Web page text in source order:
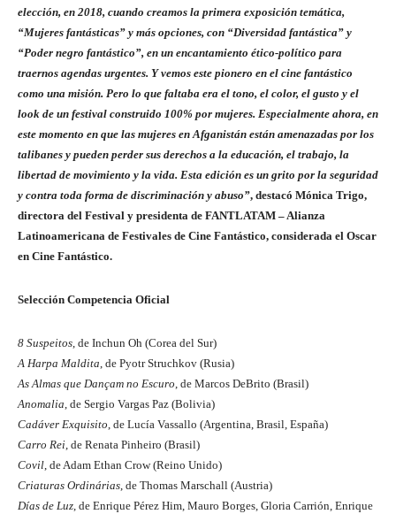
elección, en 2018, cuando creamos la primera exposición temática,
“Mujeres fantásticas” y más opciones, con “Diversidad fantástica” y
“Poder negro fantástico”, en un encantamiento ético-político para
traernos agendas urgentes. Y vemos este pionero en el cine fantástico
como una misión. Pero lo que faltaba era el tono, el color, el gusto y el
look de un festival construido 100% por mujeres. Especialmente ahora, en
este momento en que las mujeres en Afganistán están amenazadas por los
talibanes y pueden perder sus derechos a la educación, el trabajo, la
libertad de movimiento y la vida. Esta edición es un grito por la seguridad
y contra toda forma de discriminación y abuso”, destacó Mónica Trigo,
directora del Festival y presidenta de FANTLATAM – Alianza
Latinoamericana de Festivales de Cine Fantástico, considerada el Oscar
en Cine Fantástico.
Selección Competencia Oficial
8 Suspeitos, de Inchun Oh (Corea del Sur)
A Harpa Maldita, de Pyotr Struchkov (Rusia)
As Almas que Dançam no Escuro, de Marcos DeBrito (Brasil)
Anomalia, de Sergio Vargas Paz (Bolivia)
Cadáver Exquisito, de Lucía Vassallo (Argentina, Brasil, España)
Carro Rei, de Renata Pinheiro (Brasil)
Covil, de Adam Ethan Crow (Reino Unido)
Criaturas Ordinárias, de Thomas Marschall (Austria)
Días de Luz, de Enrique Pérez Him, Mauro Borges, Gloria Carrión, Enrique